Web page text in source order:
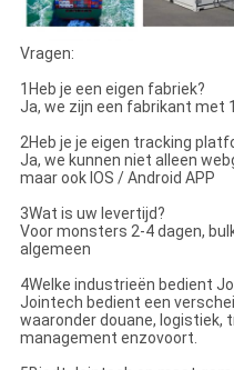
Vragen:
1Heb je een eigen fabriek?
Ja, we zijn een fabrikant met
2Heb je je eigen tracking
Ja, we kunnen niet alleen
maar ook IOS / Android APP
3Wat is uw levertijd?
Voor monsters 2-4 dagen,
algemeen
4Welke industrieën bedient
Jointech bedient een
waaronder douane, logistiek,
management enzovoort.